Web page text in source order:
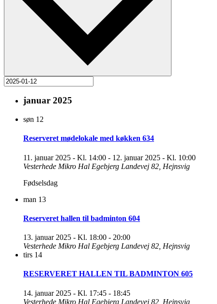
januar 2025
søn 12
Reserveret mødelokale med køkken 634
11. januar 2025 - Kl. 14:00 - 12. januar 2025 - Kl. 10:00
Vesterhede Mikro Hal Egebjerg Landevej 82, Hejnsvig
Fødselsdag
man 13
Reserveret hallen til badminton 604
13. januar 2025 - Kl. 18:00 - 20:00
Vesterhede Mikro Hal Egebjerg Landevej 82, Hejnsvig
tirs 14
RESERVERET HALLEN TIL BADMINTON 605
14. januar 2025 - Kl. 17:45 - 18:45
Vesterhede Mikro Hal Egebjerg Landevej 82, Hejnsvig